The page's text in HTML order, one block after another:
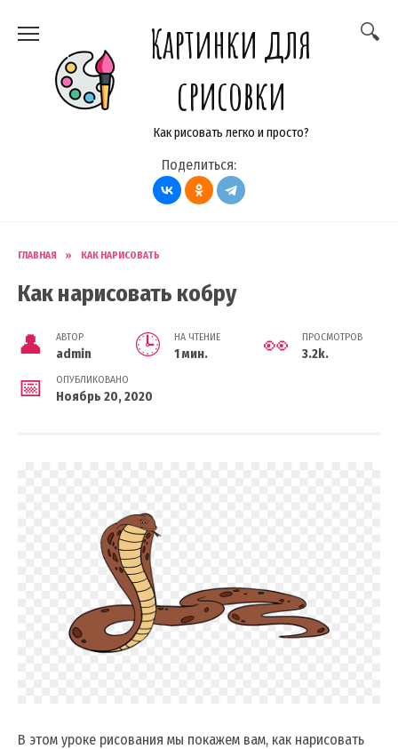
содержанию
Картинки для
срисовки
Как рисовать легко и просто?
Поделиться:
ГЛАВНАЯ » КАК НАРИСОВАТЬ
Как нарисовать кобру
АВТОР
admin
НА ЧТЕНИЕ
1 мин.
ПРОСМОТРОВ
3.2k.
ОПУБЛИКОВАНО
Ноябрь 20, 2020
В этом уроке рисования мы покажем вам, как нарисовать